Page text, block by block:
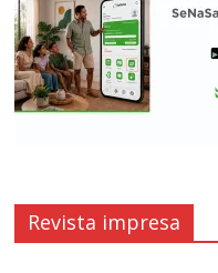
Revista impresa